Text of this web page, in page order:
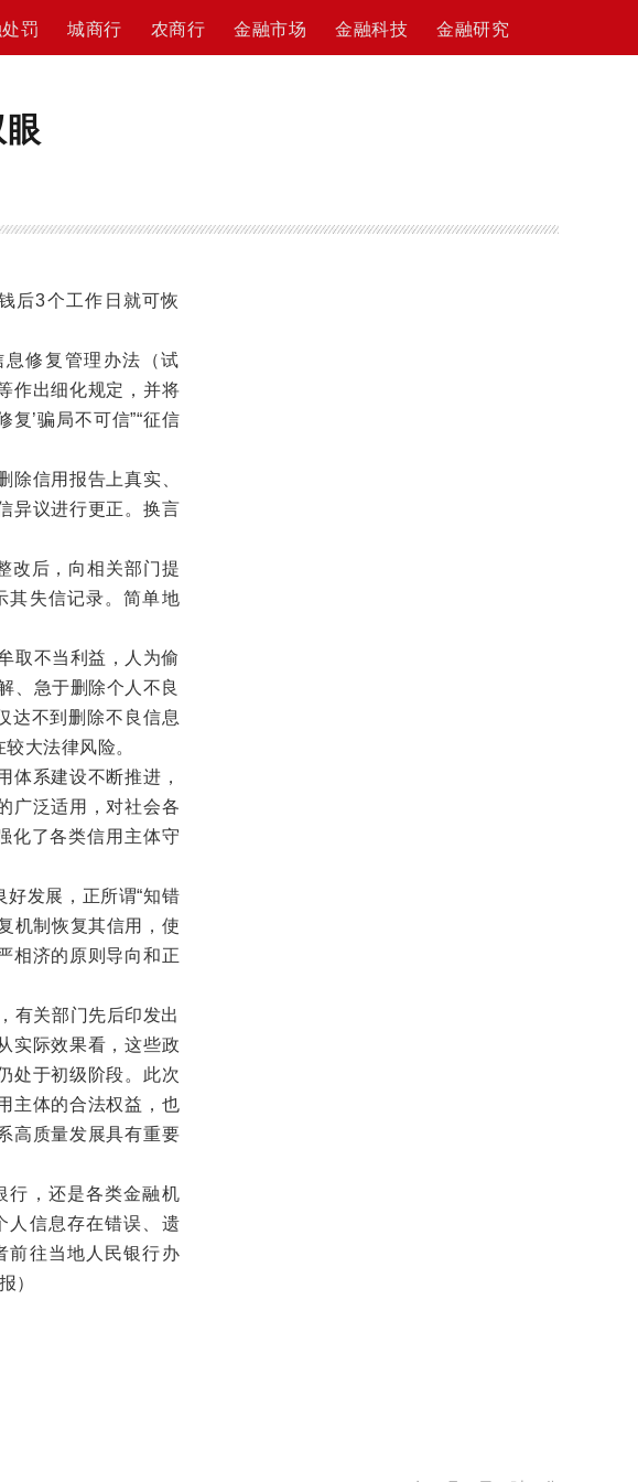
罚 城商行 农商行 金融市场 金融科技 金融研究
后3个工作日就可恢
修复管理办法（试
作出细化规定，并将
’骗局不可信”“征信
信用报告上真实、
异议进行更正。换言
改后，向相关部门提
其失信记录。简单地
取不当利益，人为偷
、急于删除个人不良
达不到删除不良信息
大法律风险。
系建设不断推进，
广泛适用，对社会各
化了各类信用主体守
发展，正所谓“知错
机制恢复其信用，使
相济的原则导向和正
关部门先后印发出
实际效果看，这些政
处于初级阶段。此次
主体的合法权益，也
高质量发展具有重要
，还是各类金融机
人信息存在错误、遗
前往当地人民银行办
）